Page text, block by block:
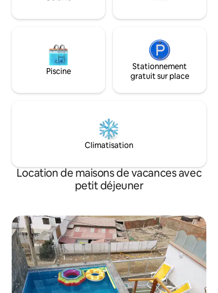
Piscine
Stationnement
gratuit sur place
Climatisation
Location de maisons de vacances avec
petit déjeuner